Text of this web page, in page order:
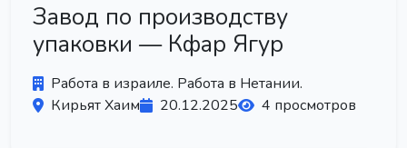
Завод по производству
упаковки — Кфар Ягур
Работа в израиле. Работа в Нетании.
Кирьят Хаим
20.12.2025 4 просмотров